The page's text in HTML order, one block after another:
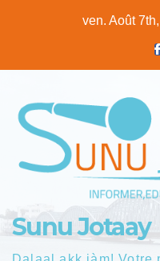
ven. Août
Sunu Jotaay